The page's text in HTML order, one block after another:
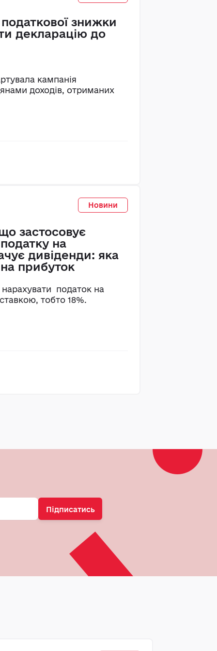
знижки
декларацію до
кампанія
доходів, отриманих
Новини
застосовує
на
дивіденди: яка
прибуток
нарахувати податок на
тобто 18%.
Підписатись